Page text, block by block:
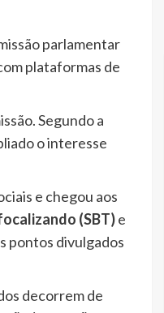
parlamentar
plataformas de
Segundo a
o interesse
e chegou aos
(SBT)e
pontos divulgados
decorrem de